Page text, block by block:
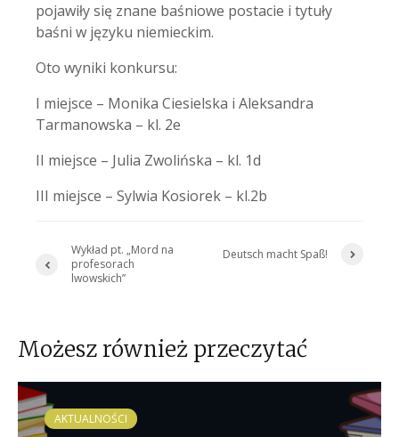
pojawiły się znane baśniowe postacie i tytuły
baśni w języku niemieckim.
Oto wyniki konkursu:
I miejsce – Monika Ciesielska i Aleksandra
Tarmanowska – kl. 2e
II miejsce – Julia Zwolińska – kl. 1d
III miejsce – Sylwia Kosiorek – kl.2b
Wykład pt. „Mord na
profesorach
lwowskich”
Deutsch macht Spaß!
Możesz również przeczytać
AKTUALNOŚCI